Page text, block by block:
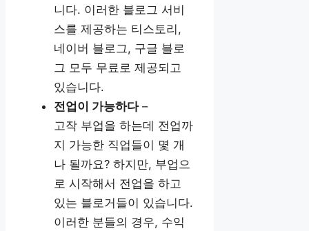
니다. 이러한 블로그 서비
스를 제공하는 티스토리,
네이버 블로그, 구글 블로
그 모두 무료로 제공되고
있습니다.
전업이 가능하다–
고작 부업을 하는데 전업까
지 가능한 직업들이 몇 개
나 될까요? 하지만, 부업으
로 시작해서 전업을 하고
있는 블로거들이 있습니다.
이러한 분들의 경우, 수익